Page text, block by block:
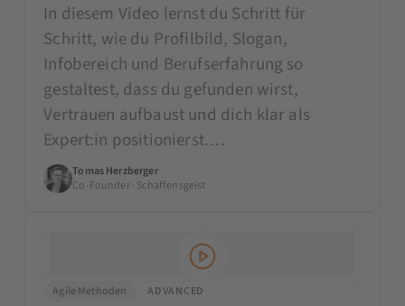
In diesem Video lernst du Schritt für
Schritt, wie du Profilbild, Slogan,
Infobereich und Berufserfahrung so
gestaltest, dass du gefunden wirst,
Vertrauen aufbaust und dich klar als
Expert:in positionierst.…
Tomas Herzberger
Co-Founder · Schaffensgeist
Agile Methoden ADVANCED